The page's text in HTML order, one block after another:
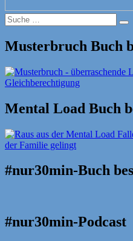
Suche
nach:
Musterbruch Buch
Mental Load Buch
#nur30min-Buch
#nur30min-Podcast